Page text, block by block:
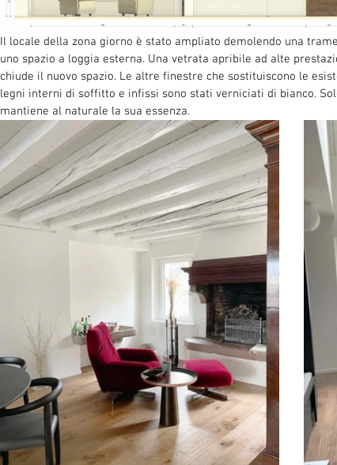
Il locale della zona giorno è stato ampliato demolendo una
uno spazio a loggia esterna. Una vetrata apribile ad alte
chiude il nuovo spazio. Le altre finestre che sostituiscono le
legni interni di soffitto e infissi sono stati verniciati di bianco.
mantiene al naturale la sua essenza.